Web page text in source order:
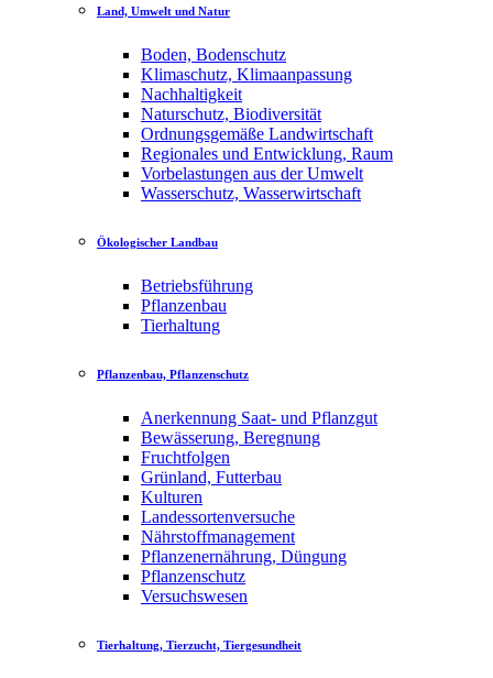
Land, Umwelt und Natur
Boden, Bodenschutz
Klimaschutz, Klimaanpassung
Nachhaltigkeit
Naturschutz, Biodiversität
Ordnungsgemäße Landwirtschaft
Regionales und Entwicklung, Raum
Vorbelastungen aus der Umwelt
Wasserschutz, Wasserwirtschaft
Ökologischer Landbau
Betriebsführung
Pflanzenbau
Tierhaltung
Pflanzenbau, Pflanzenschutz
Anerkennung Saat- und Pflanzgut
Bewässerung, Beregnung
Fruchtfolgen
Grünland, Futterbau
Kulturen
Landessortenversuche
Nährstoffmanagement
Pflanzenernährung, Düngung
Pflanzenschutz
Versuchswesen
Tierhaltung, Tierzucht, Tiergesundheit